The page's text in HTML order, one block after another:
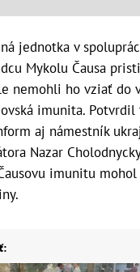
jednotka v
Mykolu Čausa
nemohli ho vziať do
imunita. Potvrdil
aj námestník
Nazar
imunitu